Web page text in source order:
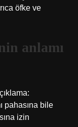
öfke ve
anlamı
pahasına bile
izin